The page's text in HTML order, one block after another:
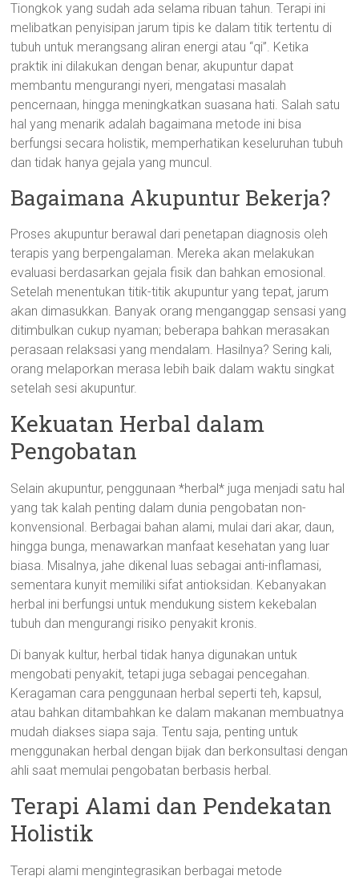
Tiongkok yang sudah ada selama ribuan tahun. Terapi ini
melibatkan penyisipan jarum tipis ke dalam titik tertentu di
tubuh untuk merangsang aliran energi atau “qi”. Ketika
praktik ini dilakukan dengan benar, akupuntur dapat
membantu mengurangi nyeri, mengatasi masalah
pencernaan, hingga meningkatkan suasana hati. Salah satu
hal yang menarik adalah bagaimana metode ini bisa
berfungsi secara holistik, memperhatikan keseluruhan tubuh
dan tidak hanya gejala yang muncul.
Bagaimana Akupuntur Bekerja?
Proses akupuntur berawal dari penetapan diagnosis oleh
terapis yang berpengalaman. Mereka akan melakukan
evaluasi berdasarkan gejala fisik dan bahkan emosional.
Setelah menentukan titik-titik akupuntur yang tepat, jarum
akan dimasukkan. Banyak orang menganggap sensasi yang
ditimbulkan cukup nyaman; beberapa bahkan merasakan
perasaan relaksasi yang mendalam. Hasilnya? Sering kali,
orang melaporkan merasa lebih baik dalam waktu singkat
setelah sesi akupuntur.
Kekuatan Herbal dalam
Pengobatan
Selain akupuntur, penggunaan *herbal* juga menjadi satu hal
yang tak kalah penting dalam dunia pengobatan non-
konvensional. Berbagai bahan alami, mulai dari akar, daun,
hingga bunga, menawarkan manfaat kesehatan yang luar
biasa. Misalnya, jahe dikenal luas sebagai anti-inflamasi,
sementara kunyit memiliki sifat antioksidan. Kebanyakan
herbal ini berfungsi untuk mendukung sistem kekebalan
tubuh dan mengurangi risiko penyakit kronis.
Di banyak kultur, herbal tidak hanya digunakan untuk
mengobati penyakit, tetapi juga sebagai pencegahan.
Keragaman cara penggunaan herbal seperti teh, kapsul,
atau bahkan ditambahkan ke dalam makanan membuatnya
mudah diakses siapa saja. Tentu saja, penting untuk
menggunakan herbal dengan bijak dan berkonsultasi dengan
ahli saat memulai pengobatan berbasis herbal.
Terapi Alami dan Pendekatan
Holistik
Terapi alami mengintegrasikan berbagai metode